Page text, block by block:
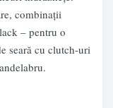
combinații
– pentru o
seară cu clutch-uri